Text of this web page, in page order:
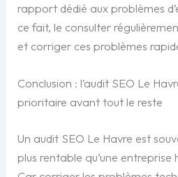
rapport dédié aux problèmes
ce fait, le consulter
et corriger ces problèmes
Conclusion : l’audit SEO Le
prioritaire avant tout le reste
Un audit SEO Le Havre est
plus rentable qu’une entreprise